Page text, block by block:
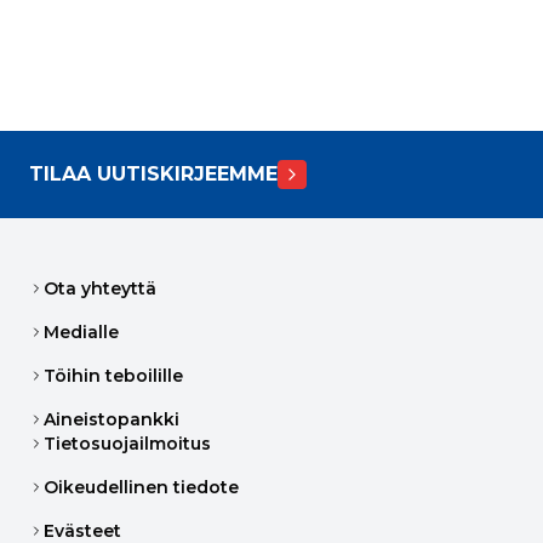
TILAA UUTISKIRJEEMME
Ota yhteyttä
Medialle
Töihin teboilille
Aineistopankki
Tietosuojailmoitus
Oikeudellinen tiedote
Evästeet